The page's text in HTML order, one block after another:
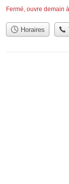
Fermé, ouvre demain
Horaires